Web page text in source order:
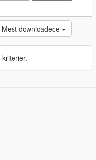
Mest downloadede